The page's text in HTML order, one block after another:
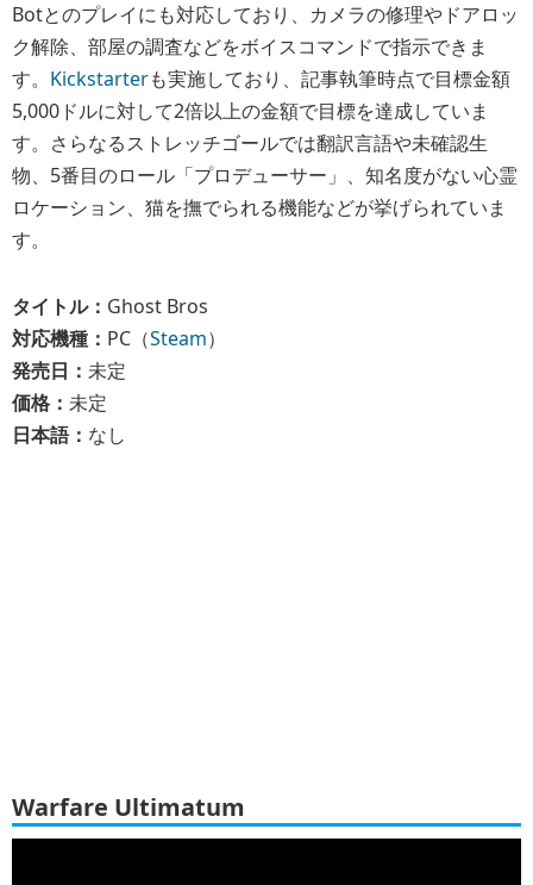
Botとのプレイにも対応しており、カメラの修理やドアロッ
ク解除、部屋の調査などをボイスコマンドで指示できま
す。 Kickstarterも実施しており、記事執筆時点で目標金額
5,000ドルに対して2倍以上の金額で目標を達成していま
す。さらなるストレッチゴールでは翻訳言語や未確認生
物、5番目のロール「プロデューサー」、知名度がない心霊
ロケーション、猫を撫でられる機能などが挙げられていま
す。
タイトル： Ghost Bros
対応機種： PC（Steam）
発売日： 未定
価格： 未定
日本語： なし
Warfare Ultimatum